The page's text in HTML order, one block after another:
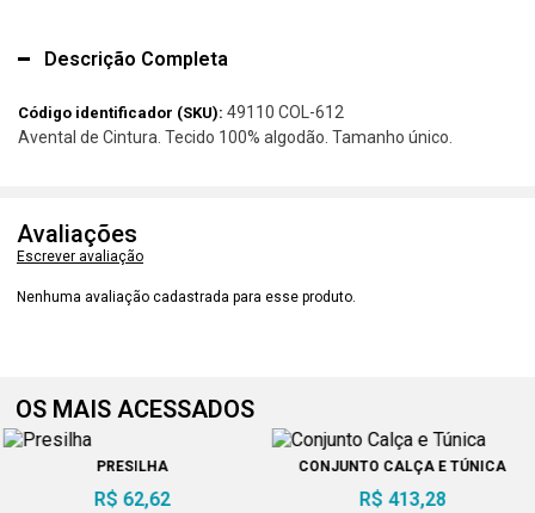
Descrição Completa
Código identificador (SKU): 49110 COL-612
Avental de Cintura. Tecido 100% algodão. Tamanho único.
Avaliações
Escrever avaliação
Nenhuma avaliação cadastrada para esse produto.
OS MAIS ACESSADOS
PRESILHA
R$ 62,62
CONJUNTO CALÇA E TÚNICA
R$ 413,28